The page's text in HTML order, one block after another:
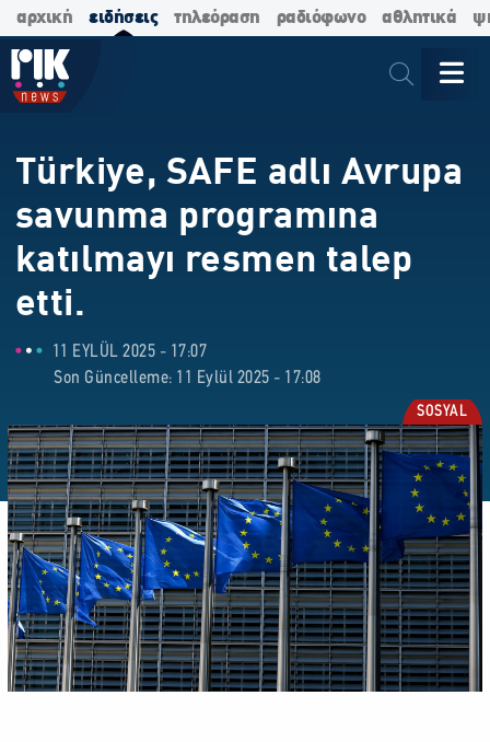
αρχική ειδήσεις τηλεόραση ραδιόφωνο αθλητικά
Türkiye, SAFE adlı Avrupa
savunma programına
katılmayı resmen talep
etti.
11 EYLÜL 2025 - 17:07
Son Güncelleme: 11 Eylül 2025 - 17:08
SOSYAL